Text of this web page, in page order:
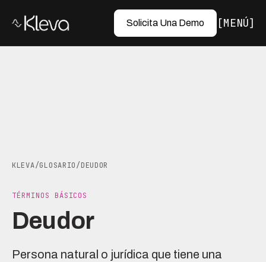
Solicita Una Demo MENÚ
KLEVA/GLOSARIO/DEUDOR
TÉRMINOS BÁSICOS
Deudor
Persona natural o jurídica que tiene una